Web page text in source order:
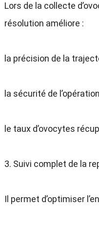
Lors de la collecte
résolution améliore :
la précision de la
la sécurité de
le taux d’ovocytes
3. Suivi complet de la
Il permet d’optimiser